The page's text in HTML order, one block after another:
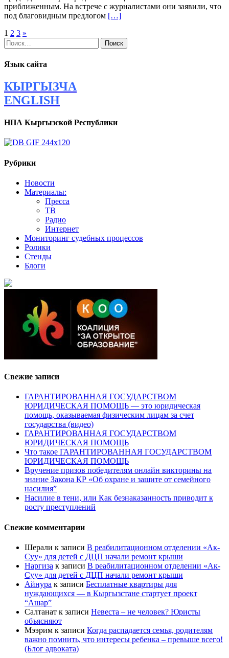
приближенным. На встрече с журналистами они заявили, что
под благовидным предлогом […]
Навигация
по
записям
1 2 3 »
Найти:
Язык сайта
КЫРГЫЗЧА
ENGLISH
НПА Кыргызской Республики
Рубрики
Новости
Материалы:
Пресса
ТВ
Радио
Интернет
Мониторинг судебных процессов
Ролики
Стенды
Блоги
Свежие записи
ГАРАНТИРОВАННАЯ ГОСУДАРСТВОМ
ЮРИДИЧЕСКАЯ ПОМОЩЬ — это юридическая
помощь, оказываемая физическим лицам за счет
государства (видео)
ГАРАНТИРОВАННАЯ ГОСУДАРСТВОМ
ЮРИДИЧЕСКАЯ ПОМОЩЬ
Что такое ГАРАНТИРОВАННАЯ ГОСУДАРСТВОМ
ЮРИДИЧЕСКАЯ ПОМОЩЬ
Вручение призов победителям онлайн викторины на
знание Закона КР «Об охране и защите от семейного
насилия”
Насилие в тени, или Как безнаказанность приводит к
росту преступлений
Свежие комментарии
Шерали к записи В реабилитационном отделении «Ак-
Суу» для детей с ДЦП начали ремонт крыши
Наргиза к записи В реабилитационном отделении «Ак-
Суу» для детей с ДЦП начали ремонт крыши
Айнура к записи Бесплатные квартиры для
нуждающихся — в Кыргызстане стартует проект
“Ашар”
Салтанат к записи Невеста – не человек? Юристы
объясняют
Мээрим к записи Когда распадается семья, родителям
важно помнить, что интересы ребенка – превыше всего!
(Блог адвоката)